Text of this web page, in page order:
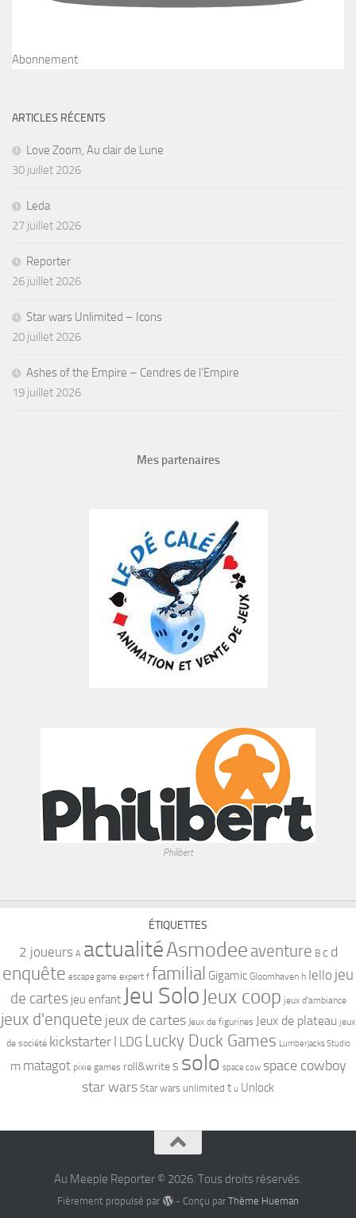
Abonnement
ARTICLES RÉCENTS
Love Zoom, Au clair de Lune
30 juillet 2026
Leda
27 juillet 2026
Reporter
26 juillet 2026
Star wars Unlimited – Icons
20 juillet 2026
Ashes of the Empire – Cendres de l’Empire
19 juillet 2026
Mes partenaires
Philibert
ÉTIQUETTES
2 joueurs A actualitéAsmodee aventure B c d
enquête escape game expert f familial Gigamic Gloomhaven h Iello jeu
de cartes jeu enfant Jeu Solo Jeux coop jeux d'ambiance
jeux d'enquete jeux de cartes Jeux de figurines Jeux de plateau jeux
de société kickstarter l LDG Lucky Duck Games Lumberjacks Studio
m matagot pixie games roll&write s solo space cow space cowboy
star wars Star wars unlimited t u Unlock
Au Meeple Reporter © 2026. Tous droits réservés.
Fièrement propulsé par - Conçu par Thème Hueman